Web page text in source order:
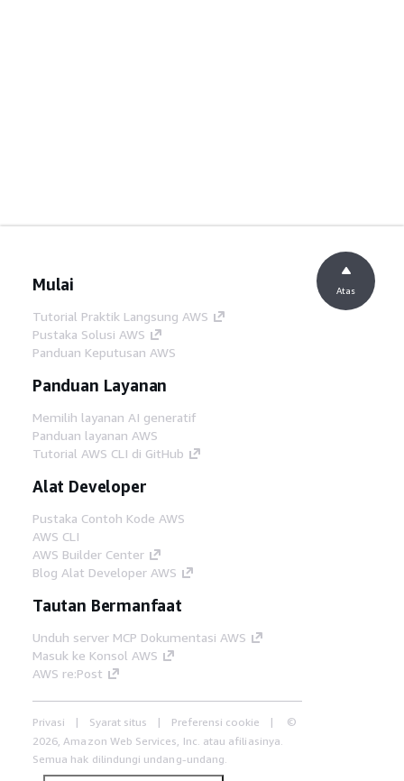
Mulai
Tutorial Praktik Langsung AWS
Pustaka Solusi AWS
Panduan Keputusan AWS
Panduan Layanan
Memilih layanan AI generatif
Panduan layanan AWS
Tutorial AWS CLI di GitHub
Alat Developer
Pustaka Contoh Kode AWS
AWS CLI
AWS Builder Center
Blog Alat Developer AWS
Tautan Bermanfaat
Unduh server MCP Dokumentasi AWS
Masuk ke Konsol AWS
AWS re:Post
Privasi Syarat situs Preferensi cookie
©
2026, Amazon Web Services, Inc. atau afiliasinya.
Semua hak dilindungi undang-undang.
Atas